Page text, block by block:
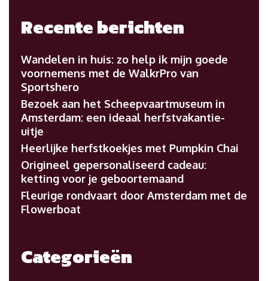
Recente berichten
Wandelen in huis: zo help ik mijn goede
voornemens met de WalkrPro van
Sportshero
Bezoek aan het Scheepvaartmuseum in
Amsterdam: een ideaal herfstvakantie-
uitje
Heerlijke herfstkoekjes met Pumpkin Chai
Origineel gepersonaliseerd cadeau:
ketting voor je geboortemaand
Fleurige rondvaart door Amsterdam met de
Flowerboat
Categorieën